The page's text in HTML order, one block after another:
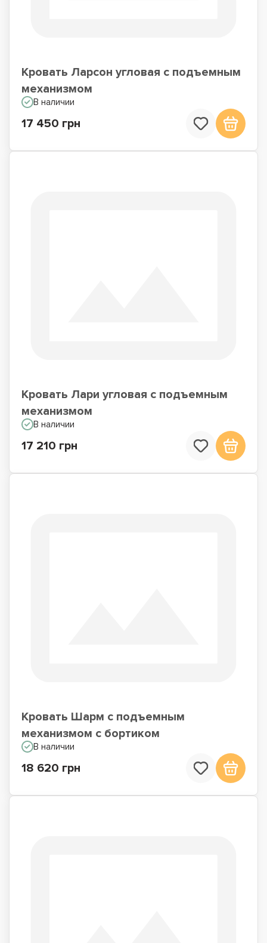
Кровать Ларсон угловая с подъемным
механизмом
В наличии
17 450 грн
Кровать Лари угловая с подъемным
механизмом
В наличии
17 210 грн
Кровать Шарм с подъемным
механизмом с бортиком
В наличии
18 620 грн